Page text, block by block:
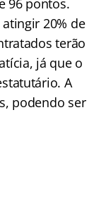
20% de
terão
já que o
A
podendo ser